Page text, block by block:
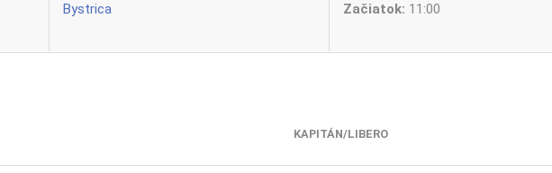
Bystrica
Začiatok: 11:00
KAPITÁN/LIBERO